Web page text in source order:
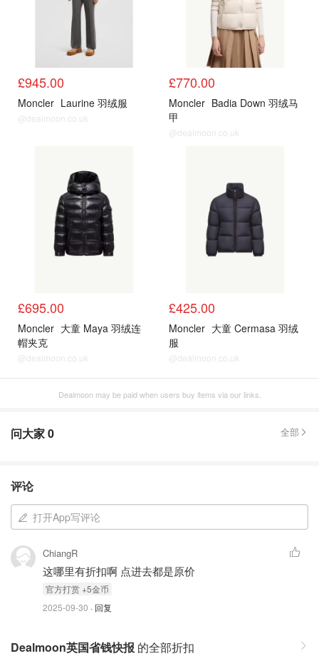
£945.00
Moncler Laurine 羽绒服
@dealmoon.co.uk
£770.00
Moncler Badia Down 羽绒马
甲
@dealmoon.co.uk
£695.00
Moncler 大童 Maya 羽绒连
帽夹克
@dealmoon.co.uk
£425.00
Moncler 大童 Cermasa 羽绒
服
@dealmoon.co.uk
Dealmoon may be paid when users buy items via our links.
问大家0 全部
评论
打开App写评论
ChiangR
这哪里有折扣啊 点进去都是原价
官⽅打赏 +5⾦币
2025-09-30 · 回复
Dealmoon英国省钱快报 的全部折扣